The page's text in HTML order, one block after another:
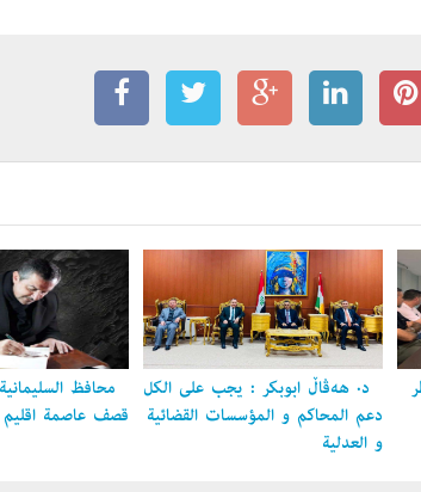
محافظ
قصف عاصمة إقليم
د. هەڤاڵ أبوبكر : يجب على الكل
دعم المحاكم و المؤسسات القضائية
و العدلية